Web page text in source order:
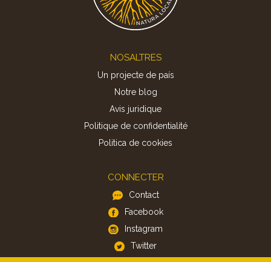
NOSALTRES
Un projecte de país
Notre blog
Avis juridique
Politique de confidentialité
Politica de cookies
CONNECTER
Contact
Facebook
Instagram
Twitter